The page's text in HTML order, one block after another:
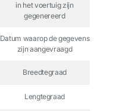
in het voertuig zijn
gegenereerd
Datum waarop de gegevens
zijn aangevraagd
Breedtegraad
Lengtegraad